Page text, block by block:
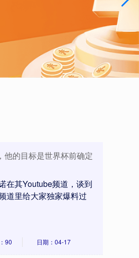
他的目标是世界杯前确定
在其Youtube频道，谈到
道里给大家独家爆料过
90 日期：04-17